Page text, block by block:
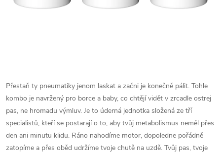
Přestaň ty pneumatiky jenom laskat a začni je konečně pálit. Tohle
kombo je navržený pro borce a baby, co chtějí vidět v zrcadle ostrej
pas, ne hromadu výmluv. Je to úderná jednotka složená ze tří
specialistů, kteří se postarají o to, aby tvůj metabolismus neměl přes
den ani minutu klidu. Ráno nahodíme motor, dopoledne pořádně
zatopíme a přes oběd udržíme tvoje chutě na uzdě. Tvůj pas, tvoje